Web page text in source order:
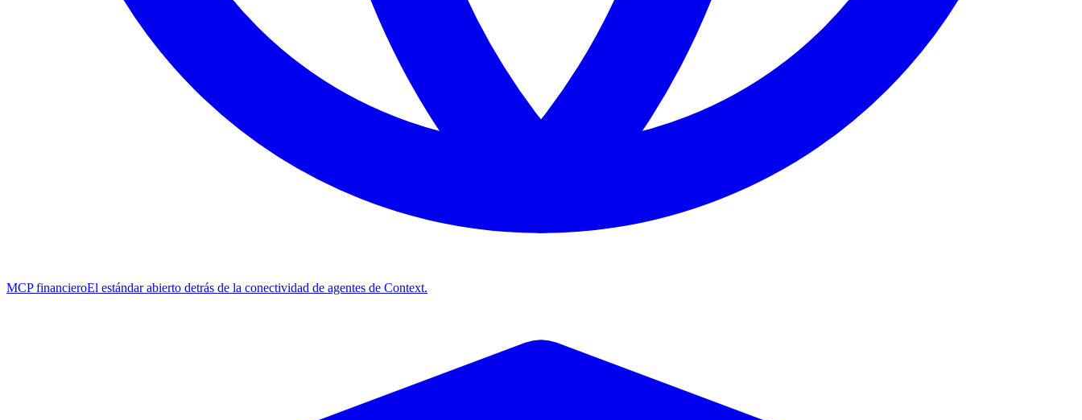
MCP financieroEl estándar abierto detrás de la conectividad de agentes de Context.